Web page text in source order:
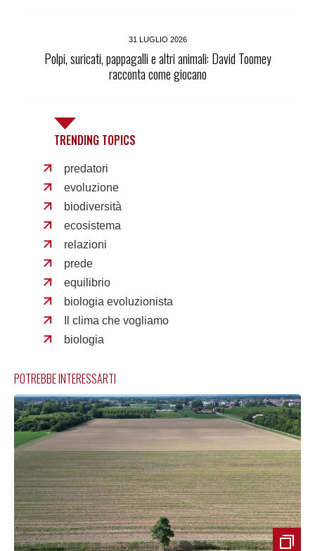
31 LUGLIO 2026
Polpi, suricati, pappagalli e altri animali: David Toomey
racconta come giocano
TRENDING TOPICS
predatori
evoluzione
biodiversità
ecosistema
relazioni
prede
equilibrio
biologia evoluzionista
Il clima che vogliamo
biologia
POTREBBE INTERESSARTI